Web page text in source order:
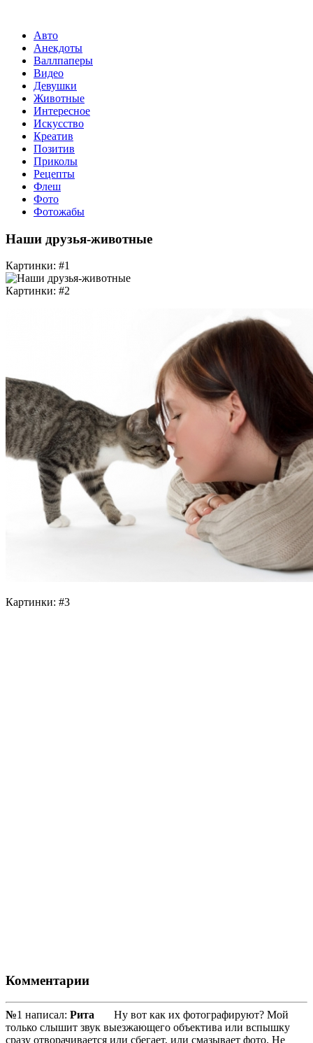
Авто
Анекдоты
Валлпаперы
Видео
Девушки
Животные
Интересное
Искусство
Креатив
Позитив
Приколы
Рецепты
Флеш
Фото
Фотожабы
Наши друзья-животные
Картинки: #1
Картинки: #2
Картинки: #3
Комментарии
№1 написал: Рита
Ну вот как их фотографируют? Мой
только слышит звук выезжающего объектива или вспышку
сразу отворачивается или сбегает, или смазывает фото. Не